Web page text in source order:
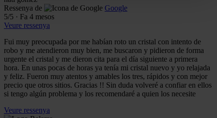
Ressenya de
Google
5/5 · Fa 4 mesos
Veure ressenya
Fui muy preocupada por me habían roto un cristal con intento de
robo y me atendieron muy bien, me buscaron y pidieron de forma
urgente el cristal y me dieron cita para el día siguiente a primera
hora. En unas pocas de horas ya tenía mi cristal nuevo y yo relajada
y feliz. Fueron muy atentos y amables los tres, rápidos y con mejor
precio que otros sitios. Gracias !! Sin duda volveré a confiar en ellos
si tengo algún problema y los recomendaré a quien los necesite
Veure ressenya